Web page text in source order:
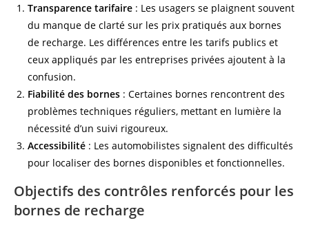
Transparence tarifaire : Les usagers se plaignent souvent
du manque de clarté sur les prix pratiqués aux bornes
de recharge. Les différences entre les tarifs publics et
ceux appliqués par les entreprises privées ajoutent à la
confusion.
Fiabilité des bornes : Certaines bornes rencontrent des
problèmes techniques réguliers, mettant en lumière la
nécessité d’un suivi rigoureux.
Accessibilité : Les automobilistes signalent des difficultés
pour localiser des bornes disponibles et fonctionnelles.
Objectifs des contrôles renforcés pour les
bornes de recharge